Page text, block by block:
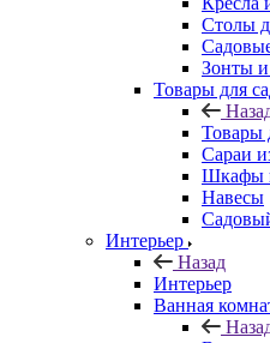
Столы
Зонты
Товары для
Товары
Сараи
Шкафы
Навесы
Интерьер
Назад
Интерьер
Ванная